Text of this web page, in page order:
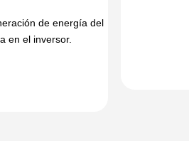
de energía del
en el inversor.